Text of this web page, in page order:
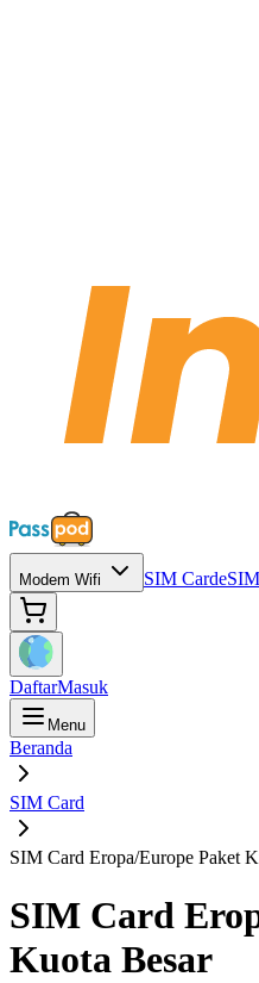
Modem Wifi SIM CardeSIM
DaftarMasuk
Menu
Beranda
SIM Card
SIM Card Eropa/Europe Paket
SIM Card
Kuota Besar